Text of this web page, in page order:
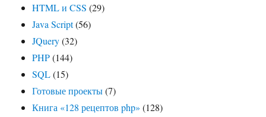
HTML и CSS (29)
Java Script(56)
JQuery(32)
PHP(144)
SQL(15)
Готовые проекты(7)
Книга «128 рецептов php» (128)